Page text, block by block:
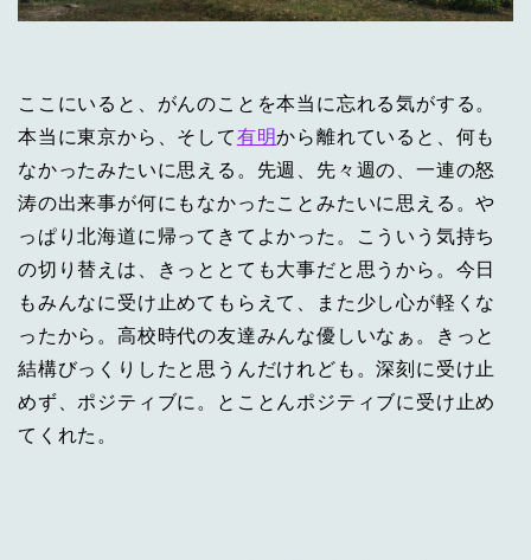
ここにいると、がんのことを本当に忘れる気がする。
本当に東京から、そして有明から離れていると、何も
なかったみたいに思える。先週、先々週の、一連の怒
涛の出来事が何にもなかったことみたいに思える。や
っぱり北海道に帰ってきてよかった。こういう気持ち
の切り替えは、きっととても大事だと思うから。今日
もみんなに受け止めてもらえて、また少し心が軽くな
ったから。高校時代の友達みんな優しいなぁ。きっと
結構びっくりしたと思うんだけれども。深刻に受け止
めず、ポジティブに。とことんポジティブに受け止め
てくれた。